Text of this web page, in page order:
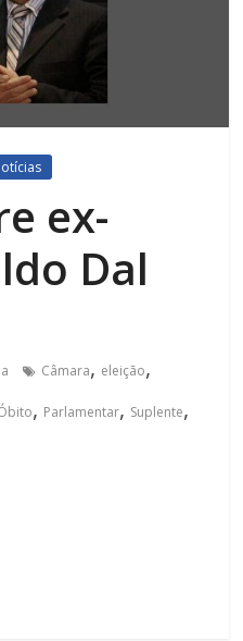
ex-
Dal
Câmara, eleição,
, Parlamentar, Suplente,